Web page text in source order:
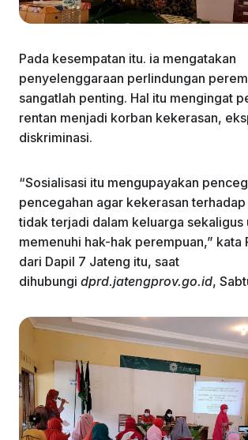
Pada kesempatan itu. ia mengatakan
penyelenggaraan perlindungan
sangatlah penting. Hal itu mengingat
rentan menjadi korban kekerasan,
diskriminasi.
“Sosialisasi itu mengupayakan
pencegahan agar kekerasan
tidak terjadi dalam keluarga sekaligus
memenuhi hak-hak perempuan,” kata
dari Dapil 7 Jateng itu, saat
dihubungi dprd.jatengprov.go.id,